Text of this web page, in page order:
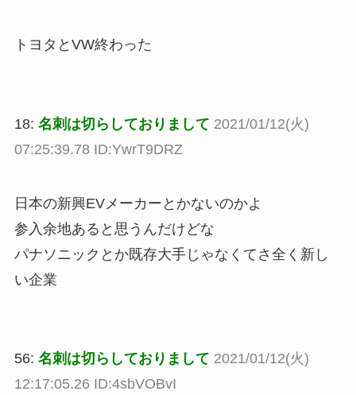
トヨタとVW終わった
18: 名刺は切らしておりまして 2021/01/12(火)
07:25:39.78 ID:YwrT9DRZ
日本の新興EVメーカーとかないのかよ
参入余地あると思うんだけどな
パナソニックとか既存大手じゃなくてさ全く新し
い企業
56: 名刺は切らしておりまして 2021/01/12(火)
12:17:05.26 ID:4sbVOBvI